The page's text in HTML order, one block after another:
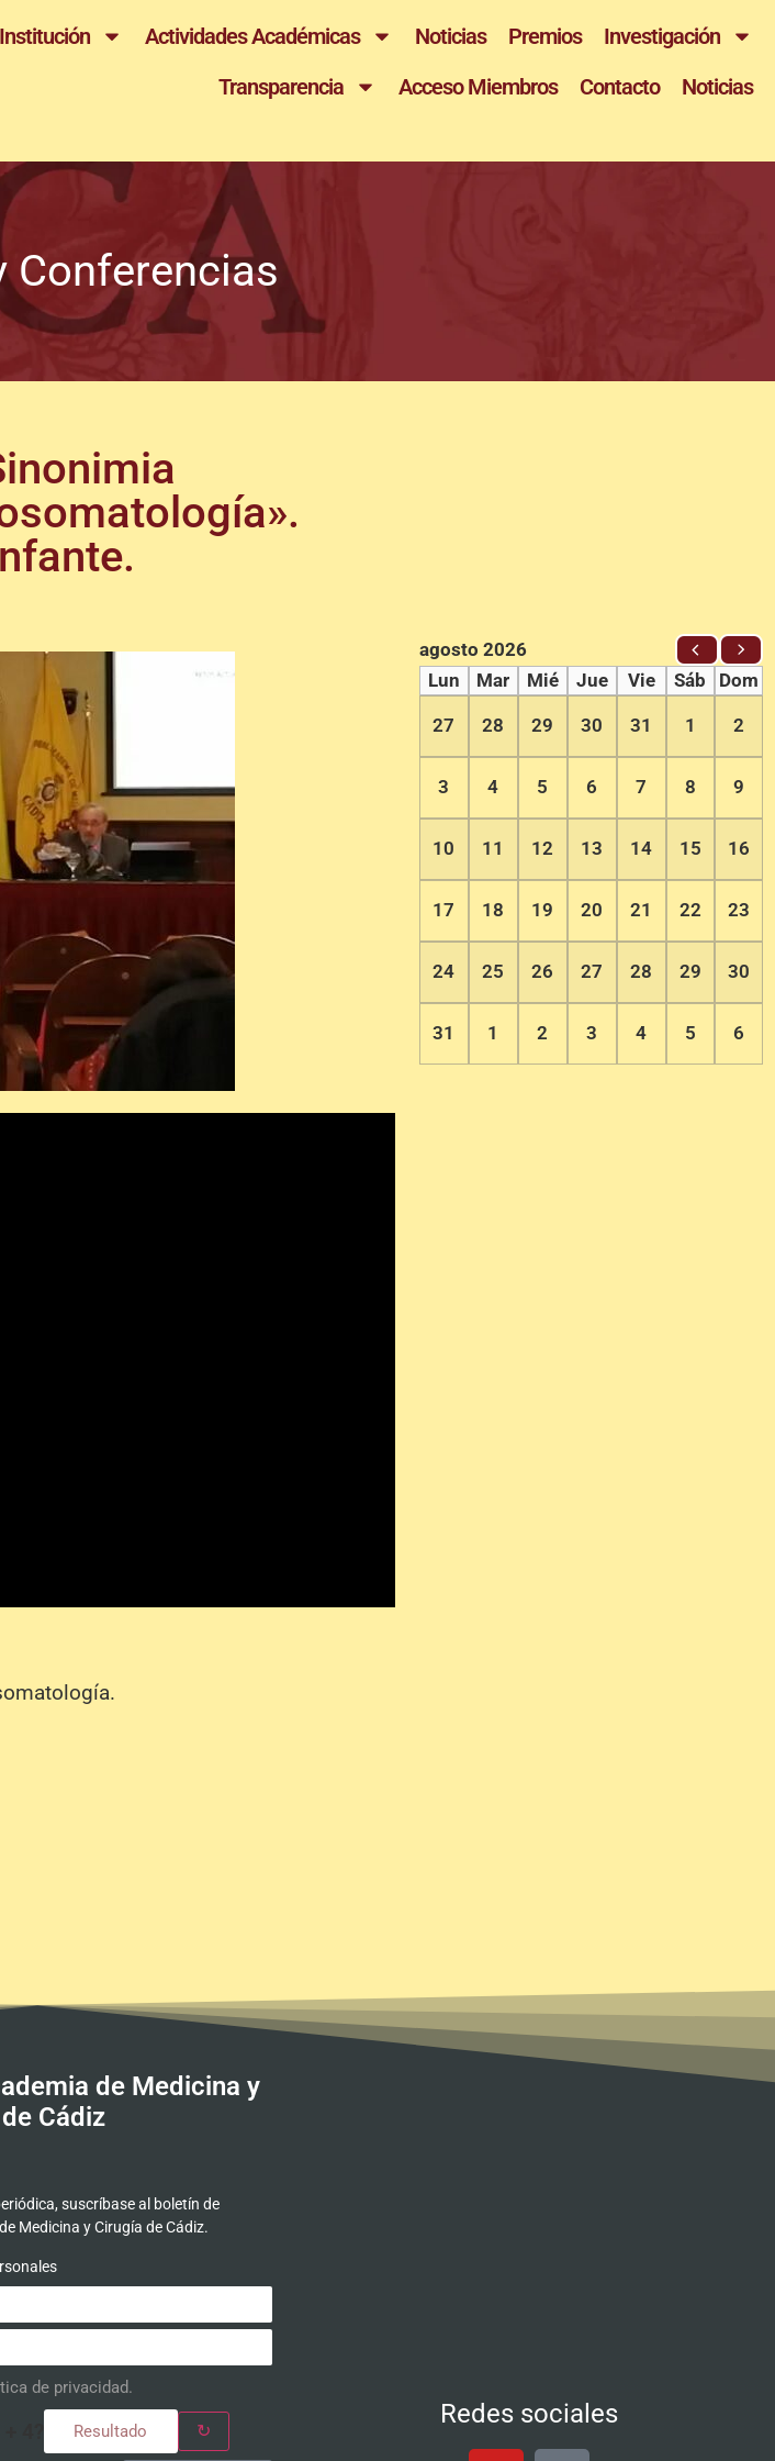
Actividades Académicas Noticias Premios
Investigación
Transparencia
Acceso Miembros Contacto Noticias
Conferencias
agosto 2026
Lun
Mar Mié Jue Vie Sáb Dom
27 28 29 30 31 1 2
3 4 5 6 7 8 9
10 11 12 13 14 15 16
17 18 19 20 21 22 23
24 25 26 27 28 29 30
31 1 2 3 4 5 6
de Medicina y
Cádiz
suscríbase al boletín de
Medicina y Cirugía de Cádiz.
de privacidad.
↻
Redes sociales